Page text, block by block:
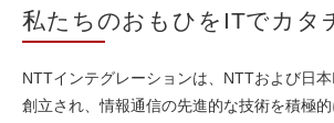
私たちのおもひをITでカタ
NTTインテグレーションは、NTTおよび⽇
創⽴され、情報通信の先進的な技術を積極